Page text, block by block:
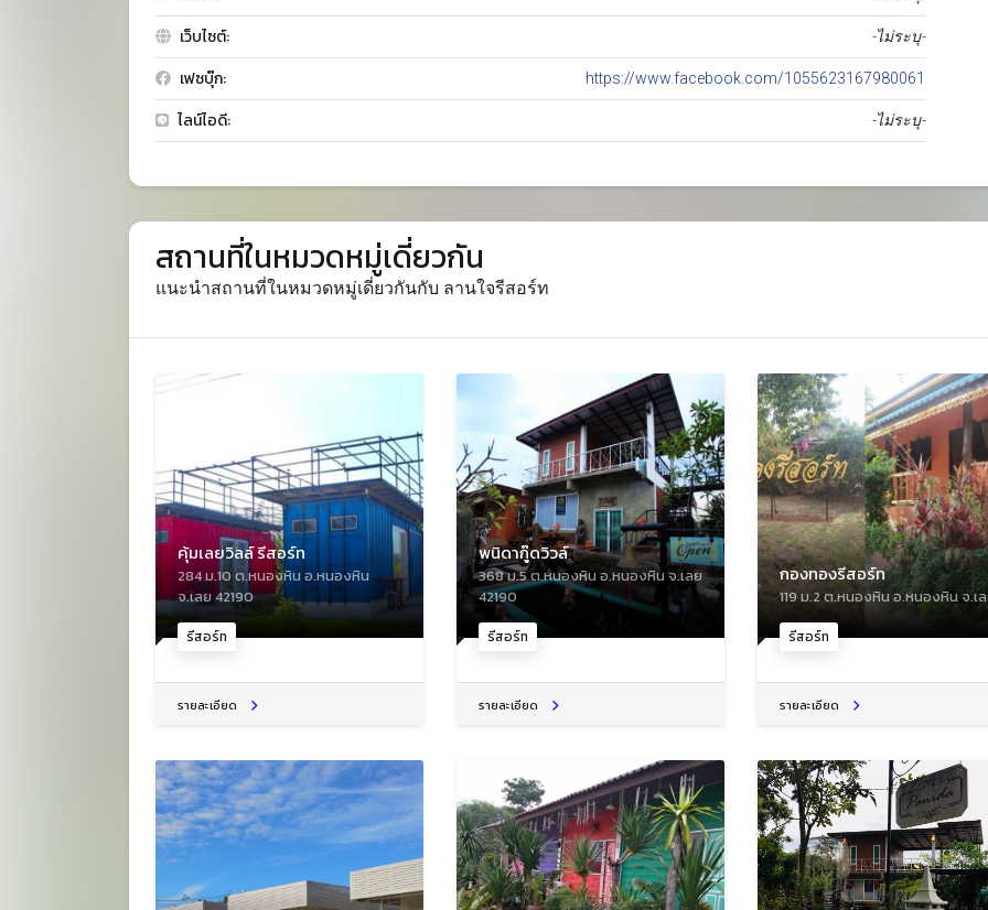
เว็บไซต์: -ไม่ระบุ-
เฟซบุ๊ก: https://www.facebook.com/1055623167980061
ไลน์ไอดี: -ไม่ระบุ-
สถานที่ในหมวดหมู่เดี่ยวกัน
แนะนำสถานที่ในหมวดหมู่เดี่ยวกันกับ ลานใจรีสอร์ท
รีสอร์ท
คุ้มเลยวิลล์ รีสอร์ท
284 ม.10 ต.หนองหิน อ.หนองหิน
จ.เลย 42190
รายละเอียด
รีสอร์ท
พนิดากู๊ดวิวล์
368 ม.5 ต.หนองหิน อ.หนองหิน จ.เลย
42190
รายละเอียด
รีสอร์ท
กองทองรีสอร์ท
119 ม.2 ต.หนองหิน อ.หนองหิน จ.เ
รายละเอียด